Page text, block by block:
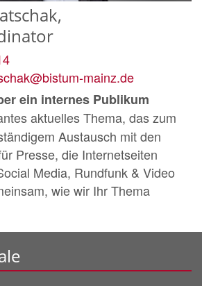
mainz.de
ein internes Publikum
aktuelles Thema, das zum
Austausch mit den
Presse, die Internetseiten
Media, Rundfunk & Video
wie wir Ihr Thema